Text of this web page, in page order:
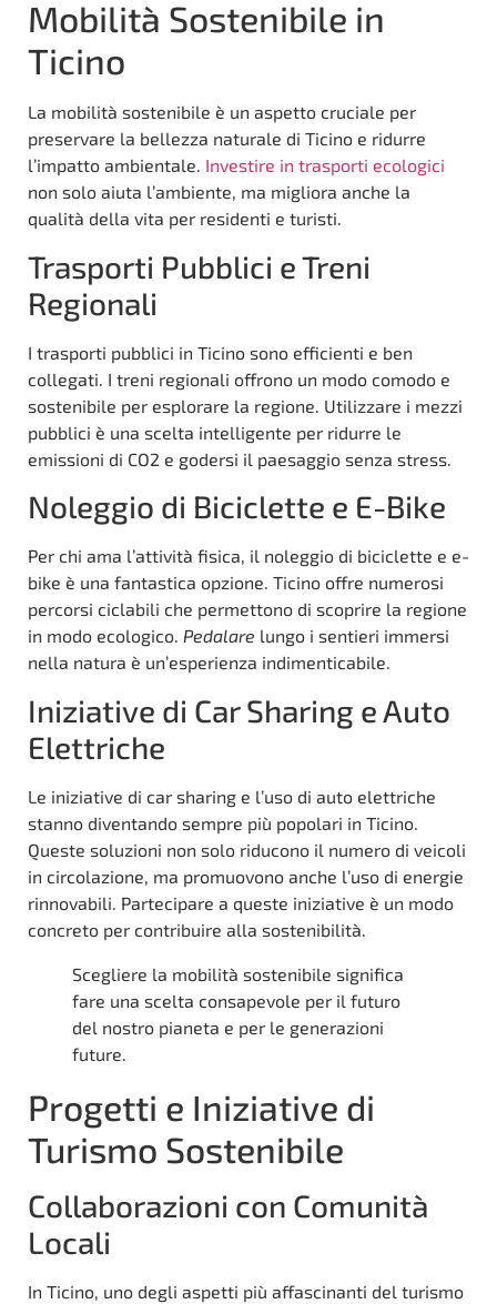
Mobilità Sostenibile in
Ticino
La mobilità sostenibile è un aspetto cruciale per
preservare la bellezza naturale di Ticino e ridurre
l’impatto ambientale. Investire in trasporti ecologici
non solo aiuta l’ambiente, ma migliora anche la
qualità della vita per residenti e turisti.
Trasporti Pubblici e Treni
Regionali
I trasporti pubblici in Ticino sono efficienti e ben
collegati. I treni regionali offrono un modo comodo e
sostenibile per esplorare la regione. Utilizzare i mezzi
pubblici è una scelta intelligente per ridurre le
emissioni di CO2 e godersi il paesaggio senza stress.
Noleggio di Biciclette e E-Bike
Per chi ama l’attività fisica, il noleggio di biciclette e e-
bike è una fantastica opzione. Ticino offre numerosi
percorsi ciclabili che permettono di scoprire la regione
in modo ecologico. Pedalare lungo i sentieri immersi
nella natura è un’esperienza indimenticabile.
Iniziative di Car Sharing e Auto
Elettriche
Le iniziative di car sharing e l’uso di auto elettriche
stanno diventando sempre più popolari in Ticino.
Queste soluzioni non solo riducono il numero di veicoli
in circolazione, ma promuovono anche l’uso di energie
rinnovabili. Partecipare a queste iniziative è un modo
concreto per contribuire alla sostenibilità.
Scegliere la mobilità sostenibile significa
fare una scelta consapevole per il futuro
del nostro pianeta e per le generazioni
future.
Progetti e Iniziative di
Turismo Sostenibile
Collaborazioni con Comunità
Locali
In Ticino, uno degli aspetti più affascinanti del turismo